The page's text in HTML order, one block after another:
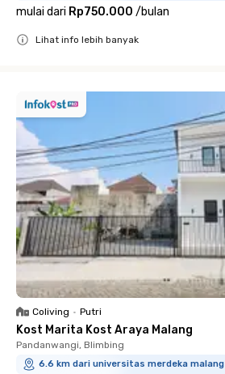
mulai dari Rp750.000 /bulan
Lihat info lebih banyak
Coliving • Putri
Kost Marita Kost Araya Malang
Pandanwangi, Blimbing
6.6 km dari universitas merdeka malang